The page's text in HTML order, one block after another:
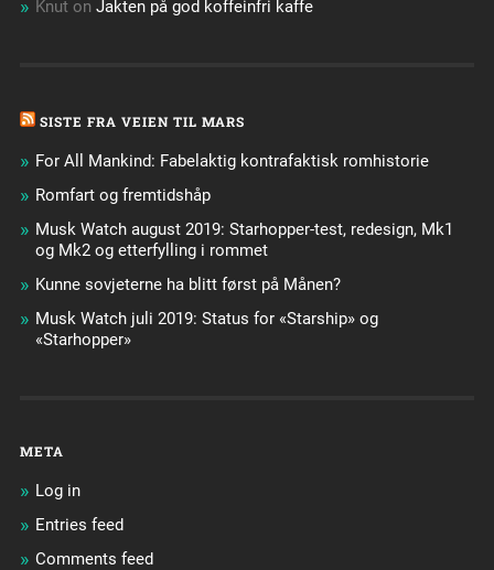
Knuton Jakten på god koffeinfri kaffe
SISTE FRA VEIEN TIL MARS
For All Mankind: Fabelaktig kontrafaktisk romhistorie
Romfart og fremtidshåp
Musk Watch august 2019: Starhopper-test, redesign, Mk1
og Mk2 og etterfylling i rommet
Kunne sovjeterne ha blitt først på Månen?
Musk Watch juli 2019: Status for «Starship» og
«Starhopper»
META
Log in
Entries feed
Comments feed